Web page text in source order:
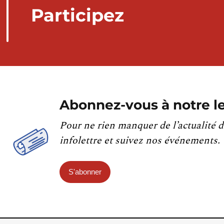
Participez
Abonnez-vous à notre
Pour ne rien manquer de l’actualité
infolettre et suivez nos événements.
S'abonner